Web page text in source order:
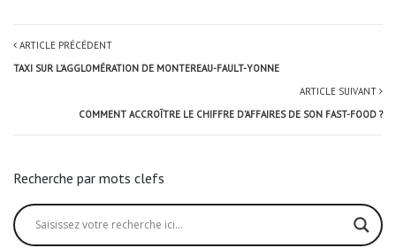
ARTICLE PRÉCÉDENT
TAXI SUR L’AGGLOMÉRATION DE MONTEREAU-FAULT-YONNE
ARTICLE SUIVANT
COMMENT ACCROÎTRE LE CHIFFRE D’AFFAIRES DE SON FAST-FOOD ?
Recherche par mots clefs